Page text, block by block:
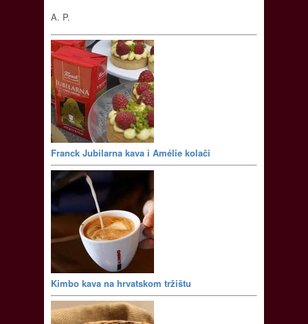
A. P.
Franck Jubilarna kava i Amélie kolači
Kimbo kava na hrvatskom tržištu